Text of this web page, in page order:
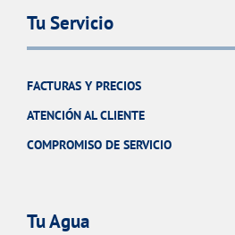
Tu Servicio
FACTURAS Y PRECIOS
ATENCIÓN AL CLIENTE
COMPROMISO DE SERVICIO
Tu Agua